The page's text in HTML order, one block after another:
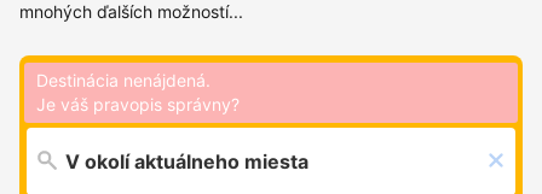
mnohých ďalších možností...
Destinácia nenájdená.
Je váš pravopis správny?